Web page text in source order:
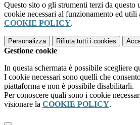
Questo sito o gli strumenti terzi da
cookie necessari al funzionamento ed
COOKIE POLICY.
Personalizza Rifiuta tutti i cookies
Gestione cookie
In questa schermata è possibile scegliere
I cookie necessari sono quelli che
piattaforma e non è possibile disabilitarli.
Per conoscere quali sono i cookie
visionare la COOKIE POLICY.